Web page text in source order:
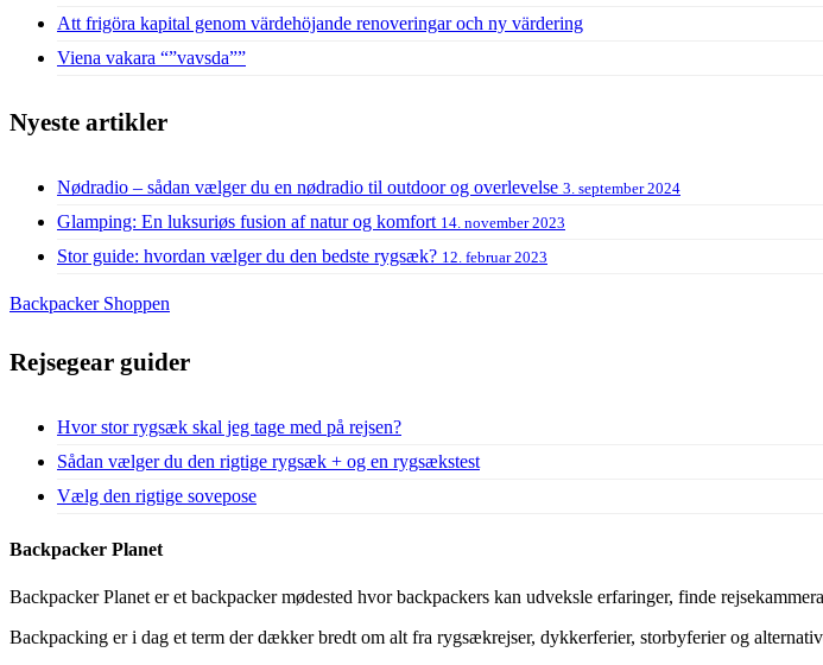
Att frigöra kapital genom värdehöjande renoveringar och ny värdering
Viena vakara “”vavsda””
Nyeste artikler
Nødradio – sådan vælger du en nødradio til outdoor og overlevelse 3. september 2024
Glamping: En luksuriøs fusion af natur og komfort 14. november 2023
Stor guide: hvordan vælger du den bedste rygsæk? 12. februar 2023
Backpacker Shoppen
Rejsegear guider
Hvor stor rygsæk skal jeg tage med på rejsen?
Sådan vælger du den rigtige rygsæk + og en rygsækstest
Vælg den rigtige sovepose
Backpacker Planet
Backpacker Planet er et backpacker mødested hvor backpackers kan udveksle erfaringer, finde
Backpacking er i dag et term der dækker bredt om alt fra rygsækrejser, dykkerferier, storbyferier og